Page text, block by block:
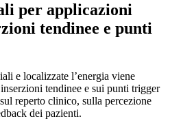
per applicazioni
tendinee e punti
e localizzate l’energia viene
tendinee e sui punti trigger
reperto clinico, sulla percezione
dei pazienti.